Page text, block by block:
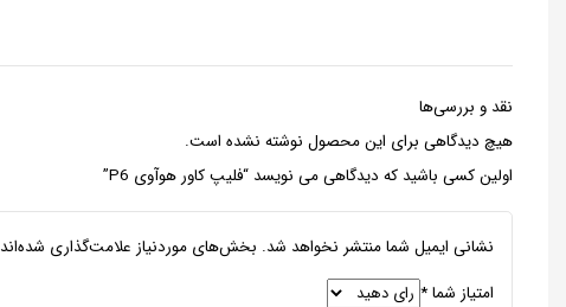
نقد و بررسی‌ها
هیچ دیدگاهی برای این محصول نوشته نشده است.
اولین کسی باشید که دیدگاهی می نویسد “فلیپ کاور هوآوی P6”
نشانی ایمیل شما منتشر نخواهد شد. بخش‌های موردنیاز علامت‌گذاری شده‌اند
امتیاز شما*